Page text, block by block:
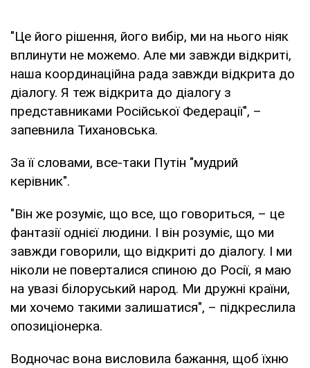
"Це його рішення, його вибір, ми на нього ніяк
вплинути не можемо. Але ми завжди відкриті,
наша координаційна рада завжди відкрита до
діалогу. Я теж відкрита до діалогу з
представниками Російської Федерації", –
запевнила Тихановська.
За її словами, все-таки Путін "мудрий
керівник".
"Він же розуміє, що все, що говориться, – це
фантазії однієї людини. І він розуміє, що ми
завжди говорили, що відкриті до діалогу. І ми
ніколи не поверталися спиною до Росії, я маю
на увазі білоруський народ. Ми дружні країни,
ми хочемо такими залишатися", – підкреслила
опозиціонерка.
Водночас вона висловила бажання, щоб їхню